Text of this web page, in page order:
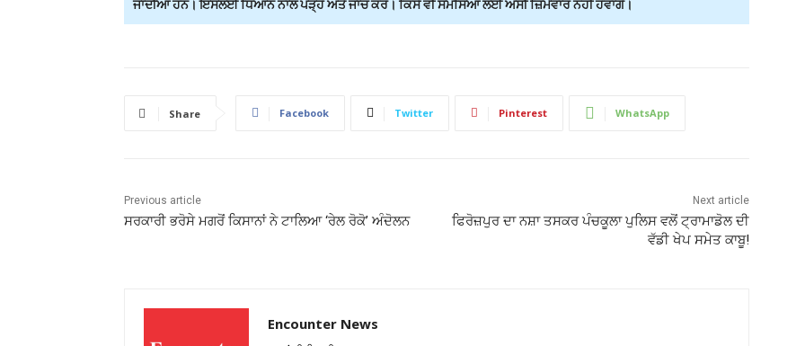
ਜਾਂਦੀਆਂ ਹਨ। ਇਸਲਈ ਧਿਆਨ ਨਾਲ ਪੜ੍ਹੋ ਅਤੇ ਜਾਂਚ ਕਰੋ। ਕਿਸੇ ਵੀ ਸਮੱਸਿਆ ਲਈ ਅਸੀਂ ਜ਼ਿੰਮੇਵਾਰ ਨਹੀਂ ਹੋਵਾਂਗੇ।
Share Facebook Twitter Pinterest WhatsApp
Previous article
ਸਰਕਾਰੀ ਭਰੋਸੇ ਮਗਰੋਂ ਕਿਸਾਨਾਂ ਨੇ ਟਾਲਿਆ ‘ਰੇਲ ਰੋਕੋ’ ਅੰਦੋਲਨ
Next article
ਫਿਰੋਜ਼ਪੁਰ ਦਾ ਨਸ਼ਾ ਤਸਕਰ ਪੰਚਕੂਲਾ ਪੁਲਿਸ ਵਲੋਂ ਟ੍ਰਾਮਾਡੋਲ ਦੀ
ਵੱਡੀ ਖੇਪ ਸਮੇਤ ਕਾਬੂ!
Encounter News